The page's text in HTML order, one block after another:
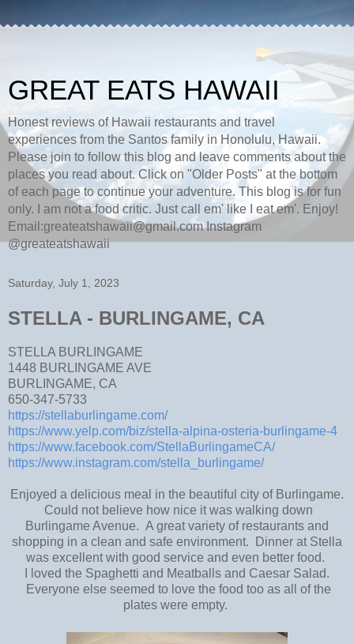
GREAT EATS HAWAII
Honest reviews of Hawaii restaurants and travel
experiences from the Santos family in Honolulu, Hawaii.
Please join to follow this blog and leave comments about the
places you read about. Click on "Older Posts" at the bottom
of each page to continue your adventure. This blog is for fun
only. I am not a food critic. Just call em' like I eat em'. Enjoy!
Email:greateatshawaii@gmail.com Instagram
@greateatshawaii
Saturday, July 1, 2023
STELLA - BURLINGAME, CA
STELLA BURLINGAME
1448 BURLINGAME AVE
BURLINGAME, CA
650-347-5733
https://stellaburlingame.com/
https://www.yelp.com/biz/stella-alpina-osteria-burlingame-4
https://www.facebook.com/StellaBurlingameCA/
https://www.instagram.com/stella_burlingame/
Enjoyed a delicious meal in the beautiful city of Burlingame.
Could not believe how nice it was walking down
Burlingame Avenue. A great variety of restaurants and
shopping in a clean and safe environment. Dinner at Stella
was excellent with good service and even better food.
I loved the Spaghetti and Meatballs and Caesar Salad.
Everyone else seemed to love the food too as all of the
plates were empty.